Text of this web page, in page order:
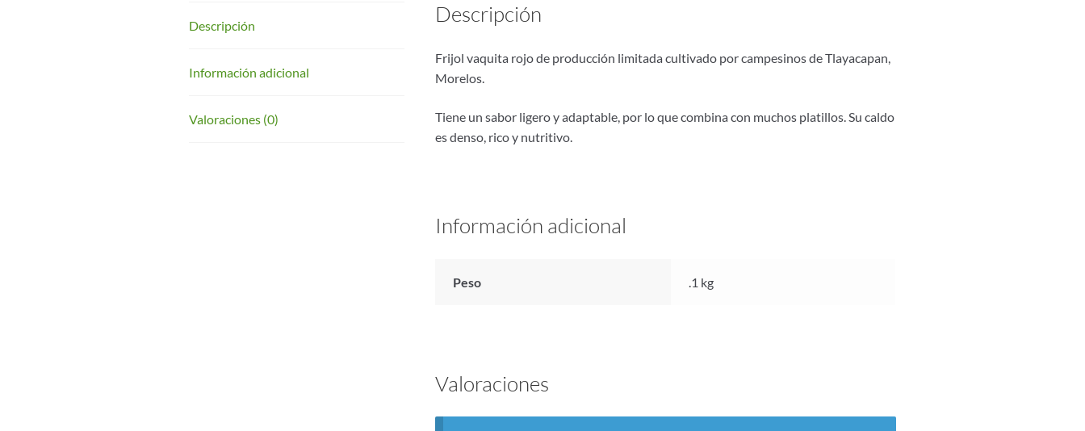
Descripción
Información adicional
Valoraciones (0)
Descripción
Frijol vaquita rojo de producción limitada cultivado por campesinos de Tlayacapan,
Morelos.
Tiene un sabor ligero y adaptable, por lo que combina con muchos platillos. Su caldo
es denso, rico y nutritivo.
Información adicional
Peso .1 kg
Valoraciones